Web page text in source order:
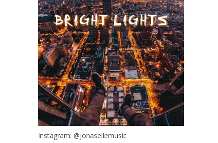
Instagram: @jonasellemusic